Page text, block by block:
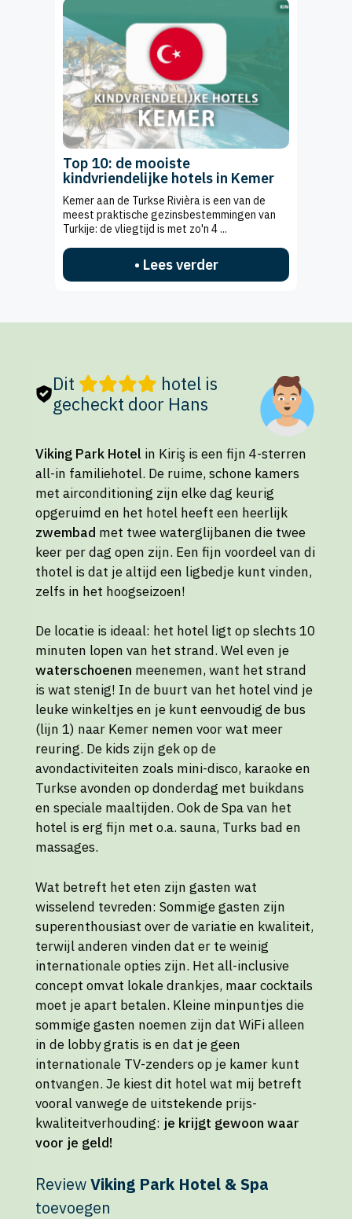
Top 10: de mooiste
kindvriendelijke hotels in Kemer
Kemer aan de Turkse Rivièra is een van de
meest praktische gezinsbestemmingen van
Turkije: de vliegtijd is met zo'n 4 ...
• Lees verder
Dit
hotel is
gecheckt door Hans
Viking Park Hotel in Kiriş is een fijn 4-sterren
all-in familiehotel. De ruime, schone kamers
met airconditioning zijn elke dag keurig
opgeruimd en het hotel heeft een heerlijk
zwembad met twee waterglijbanen die twee
keer per dag open zijn. Een fijn voordeel van di
thotel is dat je altijd een ligbedje kunt vinden,
zelfs in het hoogseizoen!
De locatie is ideaal: het hotel ligt op slechts 10
minuten lopen van het strand. Wel even je
waterschoenen meenemen, want het strand
is wat stenig! In de buurt van het hotel vind je
leuke winkeltjes en je kunt eenvoudig de bus
(lijn 1) naar Kemer nemen voor wat meer
reuring. De kids zijn gek op de
avondactiviteiten zoals mini-disco, karaoke en
Turkse avonden op donderdag met buikdans
en speciale maaltijden. Ook de Spa van het
hotel is erg fijn met o.a. sauna, Turks bad en
massages.
Wat betreft het eten zijn gasten wat
wisselend tevreden: Sommige gasten zijn
superenthousiast over de variatie en kwaliteit,
terwijl anderen vinden dat er te weinig
internationale opties zijn. Het all-inclusive
concept omvat lokale drankjes, maar cocktails
moet je apart betalen. Kleine minpuntjes die
sommige gasten noemen zijn dat WiFi alleen
in de lobby gratis is en dat je geen
internationale TV-zenders op je kamer kunt
ontvangen. Je kiest dit hotel wat mij betreft
vooral vanwege de uitstekende prijs-
kwaliteitverhouding: je krijgt gewoon waar
voor je geld!
ReviewViking Park Hotel & Spa
toevoegen